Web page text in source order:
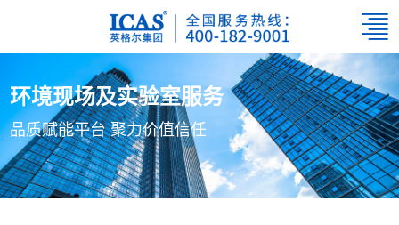
环境现场及实验室服务
品质赋能平台 聚力价值信任